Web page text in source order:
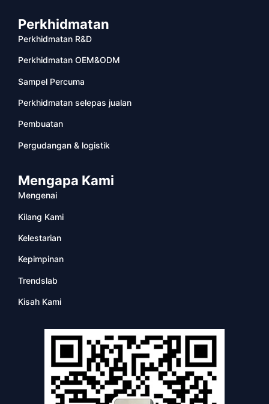
Perkhidmatan
Perkhidmatan R&D
Perkhidmatan OEM&ODM
Sampel Percuma
Perkhidmatan selepas jualan
Pembuatan
Pergudangan & logistik
Mengapa Kami
Mengenai
Kilang Kami
Kelestarian
Kepimpinan
Trendslab
Kisah Kami